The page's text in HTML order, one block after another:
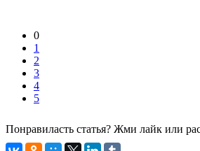
0
1
2
3
4
5
Понравиласть статья? Жми лайк или